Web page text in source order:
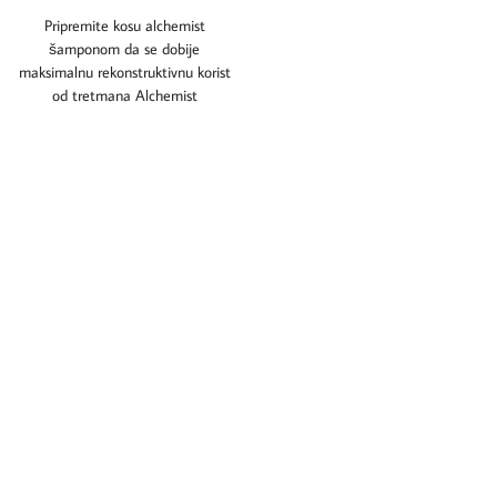
Pripremite kosu alchemist
šamponom da se dobije
maksimalnu rekonstruktivnu korist
od tretmana Alchemist